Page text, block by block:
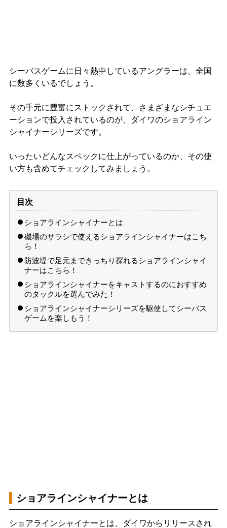
シーバスゲームに日々熱中しているアングラーは、全国
に数多くいるでしょう。
その手元に豊富にストックされて、さまざまなシチュエ
ーションで投入されているのが、ダイワのショアライン
シャイナーシリーズです。
いったいどんなスペックに仕上がっているのか、その使
い方も含めてチェックしてみましょう。
目次
ショアラインシャイナーとは
磯場のサラシで使えるショアラインシャイナーはこち
ら！
防波堤で足元まできっちり探れるショアラインシャイ
ナーはこちら！
ショアラインシャイナーをキャストするのにおすすめ
のタックルを選んでみた！
ショアラインシャイナーシリーズを駆使してシーバス
ゲームを楽しもう！
ショアラインシャイナーとは
ショアラインシャイナーとは、ダイワからリリースされ